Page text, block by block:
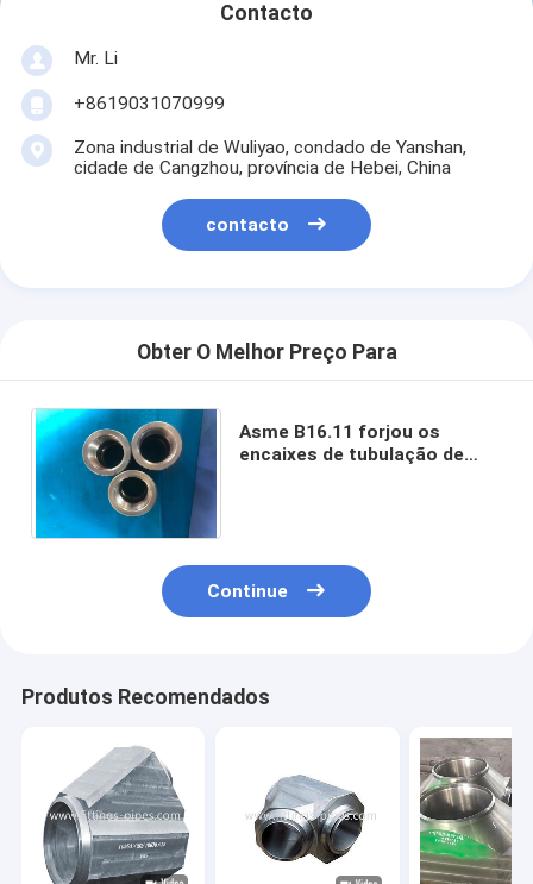
Contacto
Mr. Li
+8619031070999
Zona industrial de Wuliyao, condado de Yanshan,
cidade de Cangzhou, província de Hebei, China
contacto
Obter O Melhor Preço Para
Asme B16.11 forjou os
encaixes de tubulação de
Continue
Produtos Recomendados